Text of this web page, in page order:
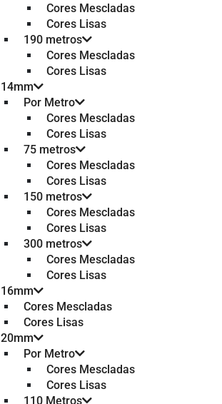
Cores Mescladas
Cores Lisas
190 metros
Cores Mescladas
Cores Lisas
14mm
Por Metro
Cores Mescladas
Cores Lisas
75 metros
Cores Mescladas
Cores Lisas
150 metros
Cores Mescladas
Cores Lisas
300 metros
Cores Mescladas
Cores Lisas
16mm
Cores Mescladas
Cores Lisas
20mm
Por Metro
Cores Mescladas
Cores Lisas
110 Metros